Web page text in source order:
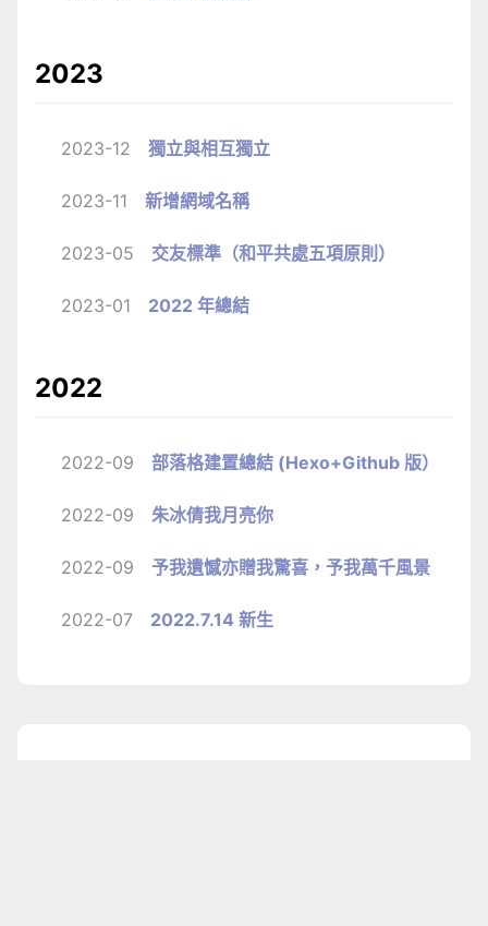
2023
2023-12 獨立與相互獨立
2023-11 新增網域名稱
2023-05 交友標準（和平共處五項原則）
2023-01 2022 年總結
2022
2022-09 部落格建置總結 (Hexo+Github 版）
2022-09 朱冰倩我月亮你
2022-09 予我遺憾亦贈我驚喜，予我萬千風景
2022-07 2022.7.14 新生